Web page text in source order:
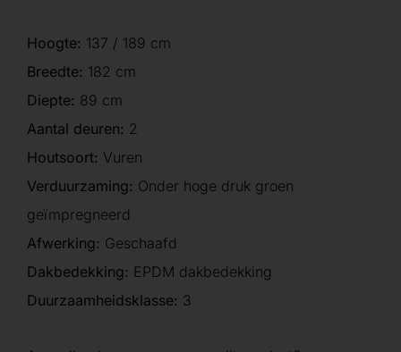
Hoogte: 137 / 189 cm
Breedte: 182 cm
Diepte: 89 cm
Aantal deuren: 2
Houtsoort: Vuren
Verduurzaming: Onder hoge druk groen
geïmpregneerd
Afwerking: Geschaafd
Dakbedekking: EPDM dakbedekking
Duurzaamheidsklasse: 3